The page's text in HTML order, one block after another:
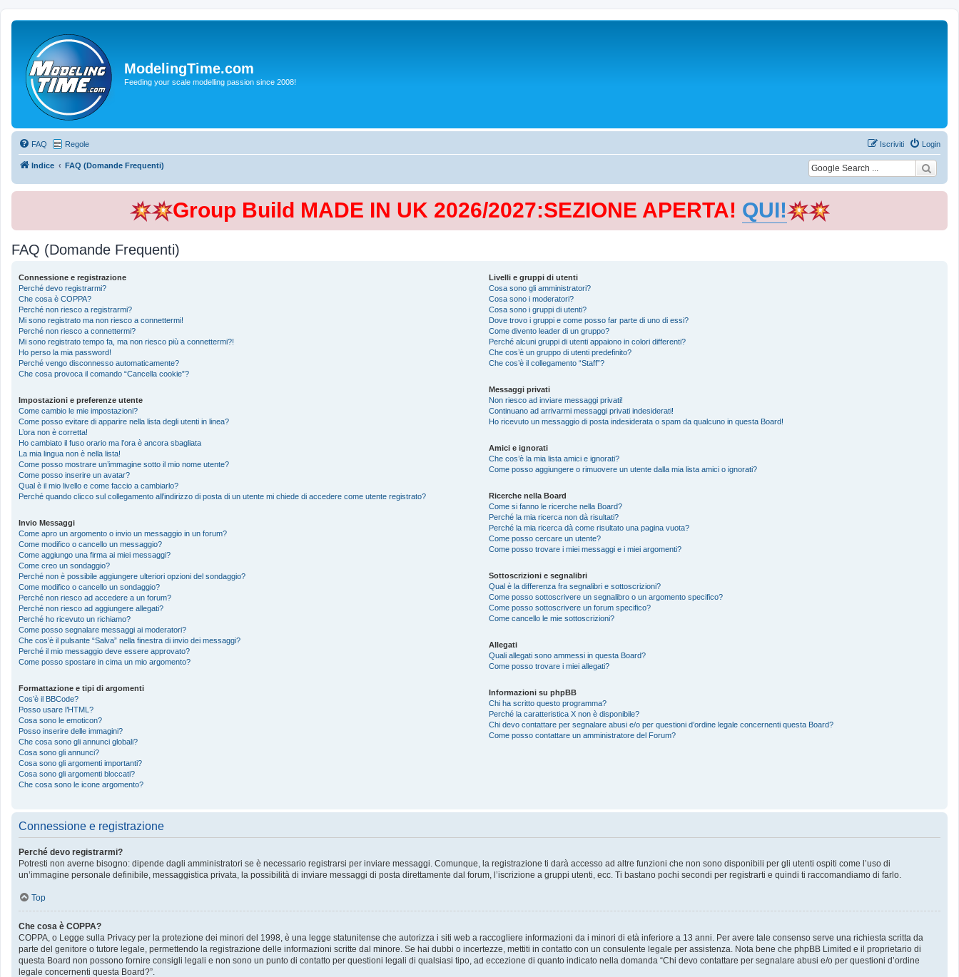
ModelingTime.com
Feeding your scale modelling passion since 2008!
FAQ Regole Login
Iscriviti
Indice FAQ (Domande Frequenti)
Group Build MADE IN UK 2026/2027:SEZIONE APERTA! QUI!
FAQ (Domande Frequenti)
Connessione e registrazione
Perché devo registrarmi?
Che cosa è COPPA?
Perché non riesco a registrarmi?
Mi sono registrato ma non riesco a connettermi!
Perché non riesco a connettermi?
Mi sono registrato tempo fa, ma non riesco più a connettermi?!
Ho perso la mia password!
Perché vengo disconnesso automaticamente?
Che cosa provoca il comando “Cancella cookie”?
Impostazioni e preferenze utente
Come cambio le mie impostazioni?
Come posso evitare di apparire nella lista degli utenti in linea?
L’ora non è corretta!
Ho cambiato il fuso orario ma l’ora è ancora sbagliata
La mia lingua non è nella lista!
Come posso mostrare un’immagine sotto il mio nome utente?
Come posso inserire un avatar?
Qual è il mio livello e come faccio a cambiarlo?
Perché quando clicco sul collegamento all’indirizzo di posta di un utente mi chiede di accedere come utente registrato?
Invio Messaggi
Come apro un argomento o invio un messaggio in un forum?
Come modifico o cancello un messaggio?
Come aggiungo una firma ai miei messaggi?
Come creo un sondaggio?
Perché non è possibile aggiungere ulteriori opzioni del sondaggio?
Come modifico o cancello un sondaggio?
Perché non riesco ad accedere a un forum?
Perché non riesco ad aggiungere allegati?
Perché ho ricevuto un richiamo?
Come posso segnalare messaggi ai moderatori?
Che cos’è il pulsante “Salva” nella finestra di invio dei messaggi?
Perché il mio messaggio deve essere approvato?
Come posso spostare in cima un mio argomento?
Formattazione e tipi di argomenti
Cos’è il BBCode?
Posso usare l’HTML?
Cosa sono le emoticon?
Posso inserire delle immagini?
Che cosa sono gli annunci globali?
Cosa sono gli annunci?
Cosa sono gli argomenti importanti?
Cosa sono gli argomenti bloccati?
Che cosa sono le icone argomento?
Livelli e gruppi di utenti
Cosa sono gli amministratori?
Cosa sono i moderatori?
Cosa sono i gruppi di utenti?
Dove trovo i gruppi e come posso far parte di uno di essi?
Come divento leader di un gruppo?
Perché alcuni gruppi di utenti appaiono in colori differenti?
Che cos’è un gruppo di utenti predefinito?
Che cos’è il collegamento “Staff”?
Messaggi privati
Non riesco ad inviare messaggi privati!
Continuano ad arrivarmi messaggi privati indesiderati!
Ho ricevuto un messaggio di posta indesiderata o spam da qualcuno in questa Board!
Amici e ignorati
Che cos’è la mia lista amici e ignorati?
Come posso aggiungere o rimuovere un utente dalla mia lista amici o ignorati?
Ricerche nella Board
Come si fanno le ricerche nella Board?
Perché la mia ricerca non dà risultati?
Perché la mia ricerca dà come risultato una pagina vuota?
Come posso cercare un utente?
Come posso trovare i miei messaggi e i miei argomenti?
Sottoscrizioni e segnalibri
Qual è la differenza fra segnalibri e sottoscrizioni?
Come posso sottoscrivere un segnalibro o un argomento specifico?
Come posso sottoscrivere un forum specifico?
Come cancello le mie sottoscrizioni?
Allegati
Quali allegati sono ammessi in questa Board?
Come posso trovare i miei allegati?
Informazioni su phpBB
Chi ha scritto questo programma?
Perché la caratteristica X non è disponibile?
Chi devo contattare per segnalare abusi e/o per questioni d’ordine legale concernenti questa Board?
Come posso contattare un amministratore del Forum?
Connessione e registrazione
Perché devo registrarmi?
Potresti non averne bisogno: dipende dagli amministratori se è necessario registrarsi per inviare messaggi. Comunque, la registrazione ti darà accesso ad altre funzioni che non sono disponibili per gli utenti ospiti come l’uso di
un’immagine personale definibile, messaggistica privata, la possibilità di inviare messaggi di posta direttamente dal forum, l’iscrizione a gruppi utenti, ecc. Ti bastano pochi secondi per registrarti e quindi ti raccomandiamo di farlo.
Top
Che cosa è COPPA?
COPPA, o Legge sulla Privacy per la protezione dei minori del 1998, è una legge statunitense che autorizza i siti web a raccogliere informazioni da i minori di età inferiore a 13 anni. Per avere tale consenso serve una richiesta scritta da
parte del genitore o tutore legale, permettendo la registrazione delle informazioni scritte dal minore. Se hai dubbi o incertezze, mettiti in contatto con un consulente legale per assistenza. Nota bene che phpBB Limited e il proprietario di
questa Board non possono fornire consigli legali e non sono un punto di contatto per questioni legali di qualsiasi tipo, ad eccezione di quanto indicato nella domanda “Chi devo contattare per segnalare abusi e/o per questioni d’ordine
legale concernenti questa Board?”.